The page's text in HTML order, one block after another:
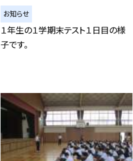
お知らせ
１年生の１学期末テスト１日目の様
子です。